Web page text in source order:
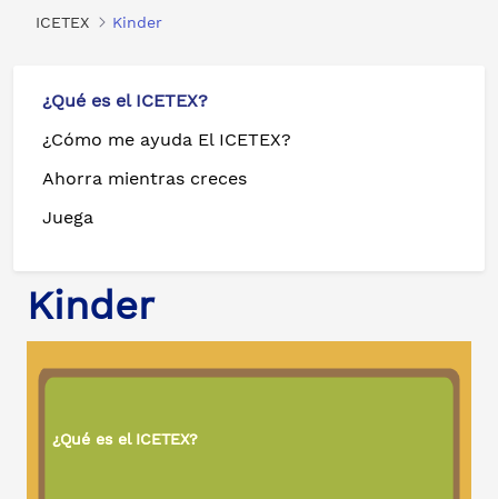
ICETEX Kinder
¿Qué es el ICETEX?
¿Cómo me ayuda El ICETEX?
Ahorra mientras creces
Juega
Kinder
¿Qué es el ICETEX?